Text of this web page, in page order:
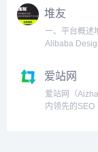
务商。 专业团
核心区位，助
光 优质...
方案。核心功
讯飞写作支持
能对话，帮助
单指令，AI就
动生成草稿，
间，提升写作
强大的AI内容
集，正是应对
而生。它不仅
作支持，还将
者提供了更为
间。无论是文
创作，还是图
堆友
一、平台概述
Alibaba
平台，专为设
质、效率、技
入等五大核心
服务。平台通
爱站网
爱站网（
内领先的SEO